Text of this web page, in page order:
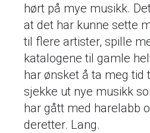
hørt på mye musikk.
at det har kunne sette
til flere artister, spille
katalogene til gamle
har ønsket å ta meg tid
sjekke ut nye musikk
har gått med harelabb
deretter. Lang.